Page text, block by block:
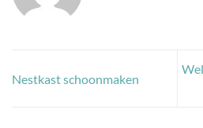
Nestkast schoonmaken